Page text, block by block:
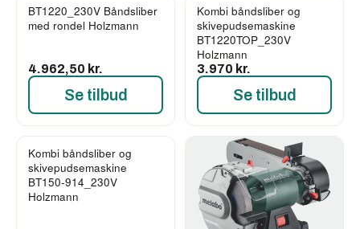
BT1220_230V Båndsliber
med rondel Holzmann
4.962,50 kr.
Se tilbud
Kombi båndsliber og
skivepudsemaskine
BT1220TOP_230V
Holzmann
3.970 kr.
Se tilbud
Kombi båndsliber og
skivepudsemaskine
BT150-914_230V
Holzmann